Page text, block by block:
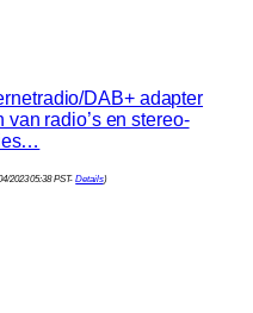
DAB+ adapter
radio’s en stereo-
2023 05:38 PST-Details)